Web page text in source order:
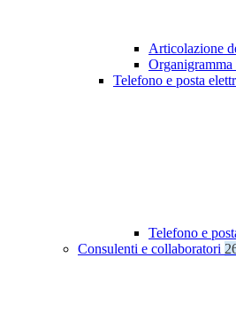
Articolazione
Organigramma
Telefono e posta
Telefono e
Consulenti e collaboratori